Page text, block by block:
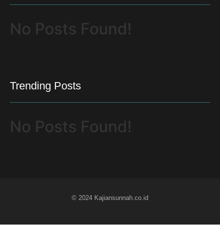
No Posts Found!
Trending Posts
No Posts Found!
© 2024 Kajiansunnah.co.id